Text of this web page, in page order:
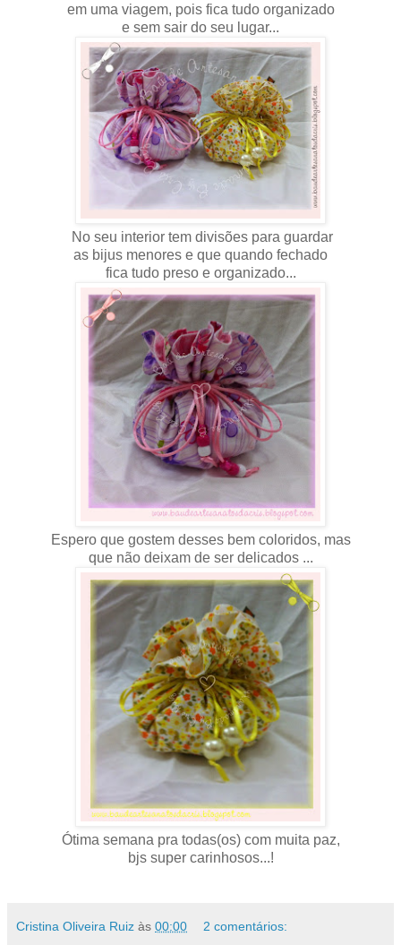
em uma viagem, pois fica tudo organizado
e sem sair do seu lugar...
No seu interior tem divisões para guardar
as bijus menores e que quando fechado
fica tudo preso e organizado...
Espero que gostem desses bem coloridos, mas
que não deixam de ser delicados ...
Ótima semana pra todas(os) com muita paz,
bjs super carinhosos...!
Cristina Oliveira Ruiz às 00:00 2 comentários: